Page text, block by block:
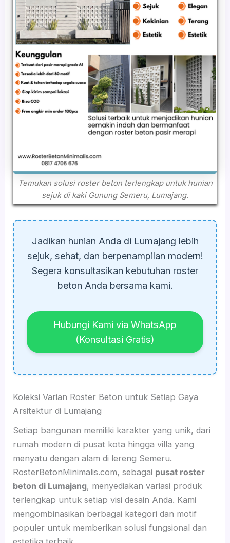
Temukan solusi roster beton terlengkap untuk hunian
sejuk di kaki Gunung Semeru, Lumajang.
Jadikan hunian Anda di Lumajang lebih
sejuk, sehat, dan berpenampilan modern!
Segera konsultasikan kebutuhan roster
beton Anda bersama kami.
Hubungi Kami via WhatsApp
(Konsultasi Gratis)
Koleksi Varian Roster Beton untuk Setiap Gaya
Arsitektur di Lumajang
Setiap bangunan memiliki karakter yang unik, dari
rumah modern di pusat kota hingga villa yang
menyatu dengan alam di lereng Semeru.
RosterBetonMinimalis.com, sebagai pusat roster
beton di Lumajang, menyediakan variasi produk
terlengkap untuk setiap visi desain Anda. Kami
mengombinasikan berbagai kategori dan motif
populer untuk memberikan solusi fungsional dan